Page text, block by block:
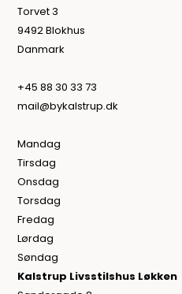
Torvet 3
9492 Blokhus
Danmark
+45 88 30 33 73
mail@bykalstrup.dk
Mandag
Tirsdag
Onsdag
Torsdag
Fredag
Lørdag
Søndag
Kalstrup Livsstilshus Løkken